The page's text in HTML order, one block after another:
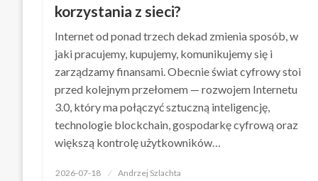
korzystania z sieci?
Internet od ponad trzech dekad zmienia sposób, w
jaki pracujemy, kupujemy, komunikujemy się i
zarządzamy finansami. Obecnie świat cyfrowy stoi
przed kolejnym przełomem — rozwojem Internetu
3.0, który ma połączyć sztuczną inteligencję,
technologie blockchain, gospodarkę cyfrową oraz
większą kontrolę użytkowników…
Opublikowane
2026-07-18 Andrzej Szlachta